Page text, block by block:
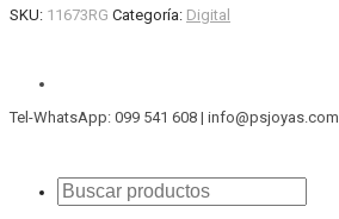
SKU: 11673RG Categoría: Digital
Tel-WhatsApp: 099 541 608 | info@psjoyas.com